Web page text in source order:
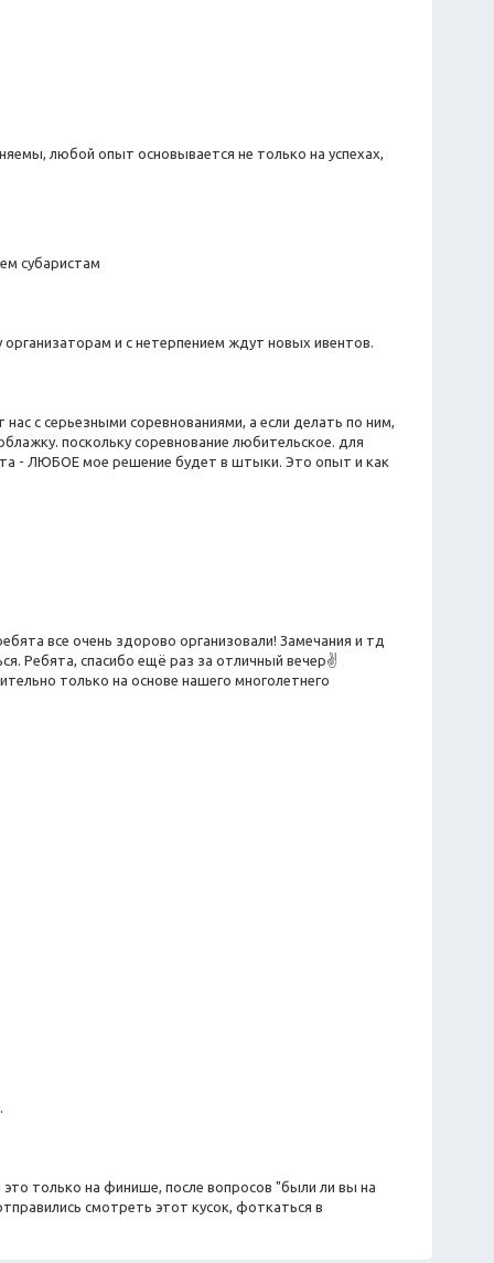
любой опыт основывается не только на успехах,
субаристам
и с нетерпением ждут новых ивентов.
с серьезными соревнованиями, а если делать по ним,
поскольку соревнование любительское. для
- ЛЮБОЕ мое решение будет в штыки. Это опыт и как
все очень здорово организовали! Замечания и тд
Ребята, спасибо ещё раз за отличный вечер✌
только на основе нашего многолетнего
только на финише, после вопросов "были ли вы на
смотреть этот кусок, фоткаться в